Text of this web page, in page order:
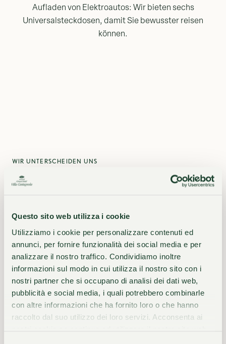
Questo sito web utilizza i cookie
Utilizziamo i cookie per personalizzare contenuti ed
annunci, per fornire funzionalità dei social media e per
analizzare il nostro traffico. Condividiamo inoltre
informazioni sul modo in cui utilizza il nostro sito con i
nostri partner che si occupano di analisi dei dati web,
pubblicità e social media, i quali potrebbero combinarle
con altre informazioni che ha fornito loro o che hanno
raccolto dal suo utilizzo dei loro servizi. Acconsenta ai
Aufladen von Elektroautos: Wir bieten sechs
Universalsteckdosen, damit Sie bewusster reisen
können.
WIR UNTERSCHEIDEN UNS
Die Essenz unserer
Einzigartigkeit
Günstige Lage 140 Jahre Geschichte
03 04